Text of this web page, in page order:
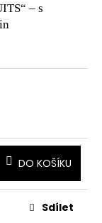
– s
DO KOŠÍKU
Sdílet